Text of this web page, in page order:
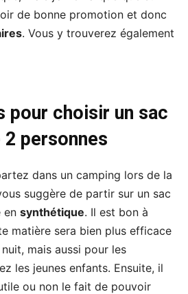
de bonne promotion et donc
. Vous y trouverez également
pour choisir un sac
personnes
dans un camping lors de la
suggère de partir sur un sac
en synthétique. Il est bon à
matière sera bien plus efficace
mais aussi pour les
les jeunes enfants. Ensuite, il
ou non le fait de pouvoir